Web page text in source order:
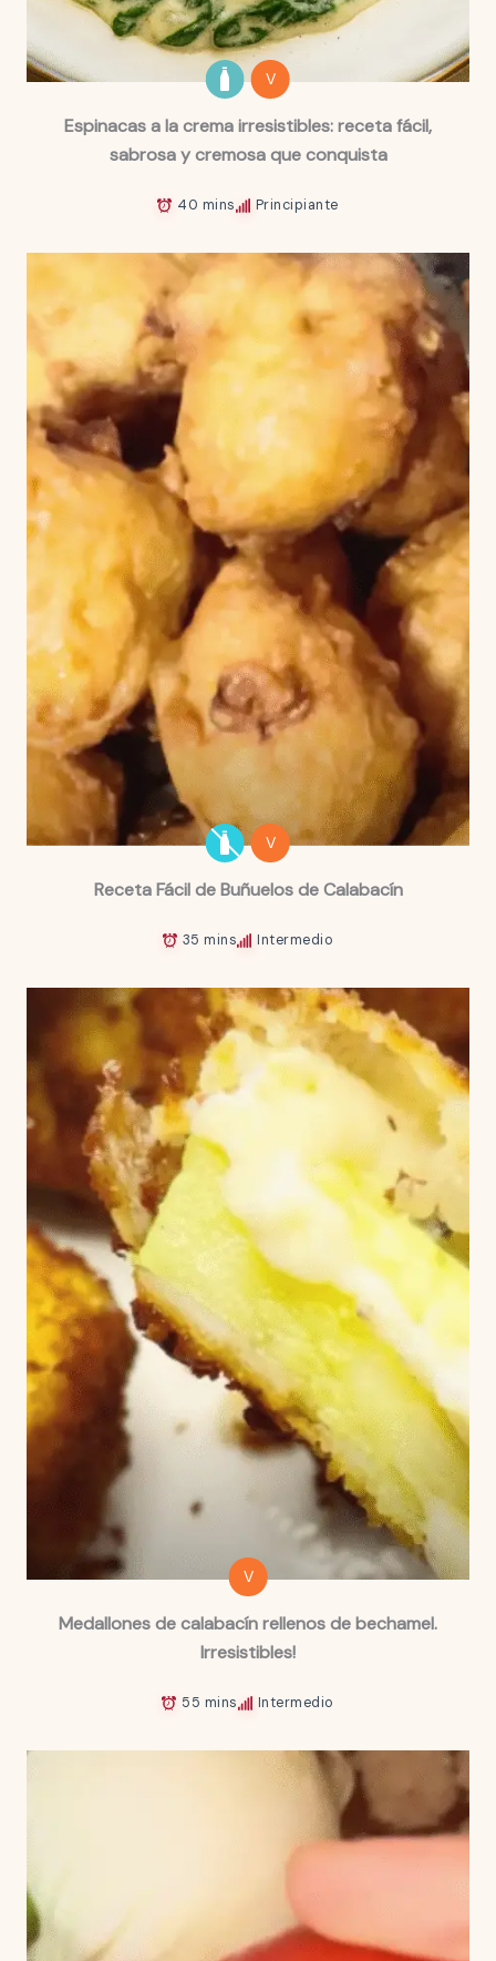
V
Espinacas a la crema irresistibles: receta fácil,
sabrosa y cremosa que conquista
40 mins Principiante
V
Receta Fácil de Buñuelos de Calabacín
35 mins Intermedio
V
Medallones de calabacín rellenos de bechamel.
Irresistibles!
55 mins Intermedio